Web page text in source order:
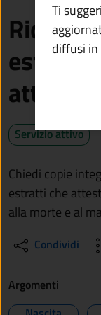
estratti
atti di
Servizio attivo
Chiedi copie
estratti che
alla morte e al
Condividi
Ti
diffusi
Argomenti